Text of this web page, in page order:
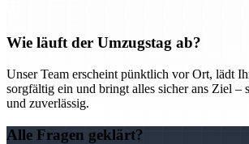
Wie läuft der Umzugstag ab?
Unser Team erscheint pünktlich vor Ort, lädt
sorgfältig ein und bringt alles sicher ans Ziel –
und zuverlässig.
Alle Fragen geklärt?